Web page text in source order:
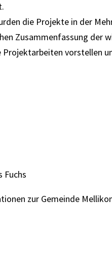
die Projekte in der
Zusammenfassung der
vorstellen
Fuchs
zur Gemeinde